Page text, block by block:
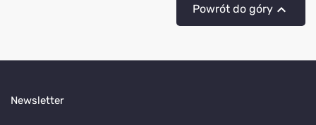
Powrót do góry
Newsletter